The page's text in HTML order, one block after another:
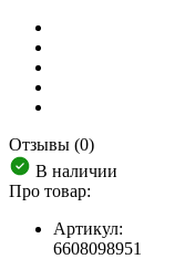
Отзывы (0)
В наличии
Про товар:
Артикул:
6608098951